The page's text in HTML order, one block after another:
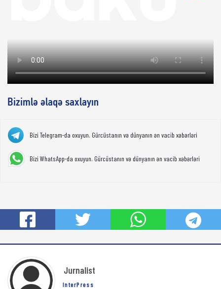
Bizimlə əlaqə saxlayın
Bizi Telegram-da oxuyun. Gürcüstanın və dünyanın ən vacib xəbərləri
Bizi WhatsApp-da oxuyun. Gürcüstanın və dünyanın ən vacib xəbərləri
Jurnalist
InterPress